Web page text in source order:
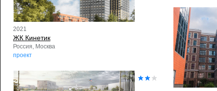
2021
ЖК Кинетик
Россия, Москва
проект